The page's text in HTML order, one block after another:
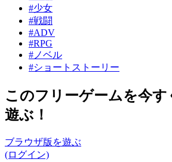
#少女
#戦闘
#ADV
#RPG
#ノベル
#ショートストーリー
このフリーゲームを今
遊ぶ！
ブラウザ版を遊ぶ
(ログイン)